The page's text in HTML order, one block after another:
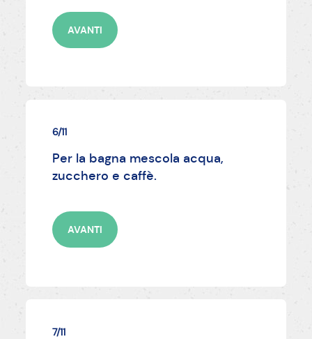
AVANTI
6/11
Per la bagna mescola acqua,
zucchero e caffè.
AVANTI
7/11